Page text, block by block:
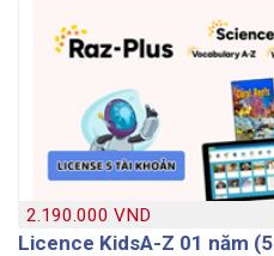
2.190.000 VND
Licence KidsA-Z 01 năm (5